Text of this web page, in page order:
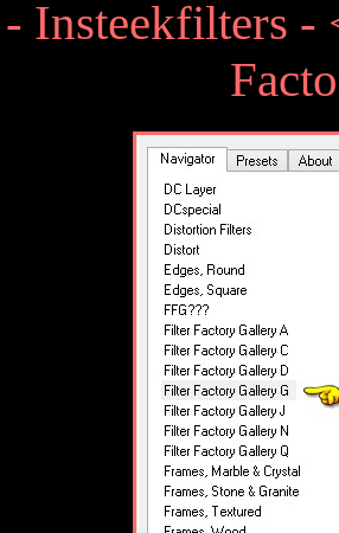
Insteekfilters